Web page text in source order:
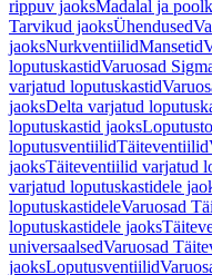
rippuv jaoksMadalal ja
Tarvikud jaoksÜhendused
jaoksNurkventiilidMansetid
loputuskastidVaruosad
varjatud loputuskastid
jaoksDelta varjatud
loputuskastid jaoks
loputusventiilidTäiteventiilid
jaoksTäiteventiilid varjatud
varjatud loputuskastidele
loputuskastideleVaruosad
loputuskastidele jaoks
universaalsedVaruosad
jaoksLoputusventiilid